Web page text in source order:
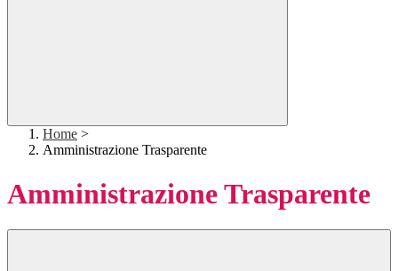
Home >
Amministrazione Trasparente
Amministrazione Trasparente